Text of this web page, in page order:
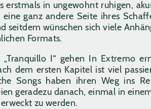
erstmals in ungewohnt ruhigen,
ganz andere Seite ihres
seitdem wünschen sich viele
Formats.
I“ gehen In Extremo
dem ersten Kapitel ist viel
Songs haben ihren Weg ins
geradezu danach, einmal in
zu werden.